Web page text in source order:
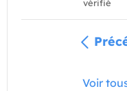
vérifié
Voir